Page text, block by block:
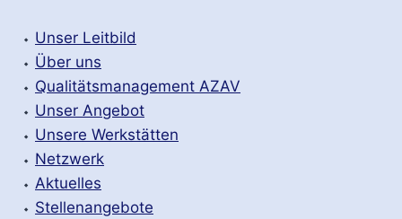
⬩ Unser Leitbild
⬩ Über uns
⬩ Qualitätsmanagement AZAV
⬩ Unser Angebot
⬩ Unsere Werkstätten
⬩ Netzwerk
⬩ Aktuelles
⬩ Stellenangebote